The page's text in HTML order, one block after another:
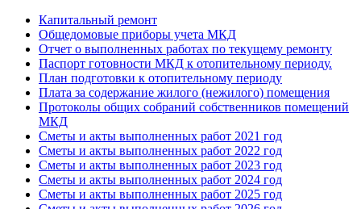
Капитальный ремонт
Общедомовые приборы учета МКД
Отчет о выполненных работах по текущему ремонту
Паспорт готовности МКД к отопительному периоду.
План подготовки к отопительному периоду
Плата за содержание жилого (нежилого) помещения
Протоколы общих собраний собственников помещений
МКД
Сметы и акты выполненных работ 2021 год
Сметы и акты выполненных работ 2022 год
Сметы и акты выполненных работ 2023 год
Сметы и акты выполненных работ 2024 год
Сметы и акты выполненных работ 2025 год